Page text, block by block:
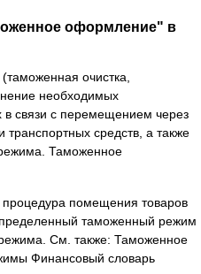
оформление" в
очистка,
необходимых
связи с перемещением через
средств, а также
Таможенное
помещения товаров
таможенный режим
См. также: Таможенное
Финансовый словарь